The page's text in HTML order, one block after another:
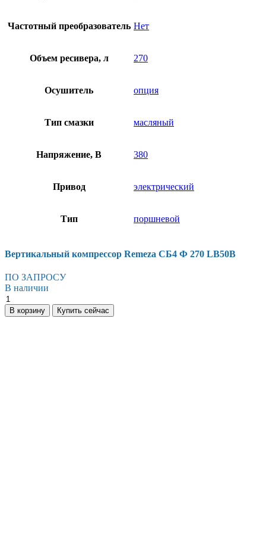
Частотный преобразователь Нет
Объем ресивера, л 270
Осушитель опция
Тип смазки масляный
Напряжение, В 380
Привод электрический
Тип поршневой
Вертикальный компрессор Remeza СБ4 Ф 270 LB50B
ПО ЗАПРОСУ
В наличии
Вертикальный
компрессор
Remeza
В корзину Купить сейчас